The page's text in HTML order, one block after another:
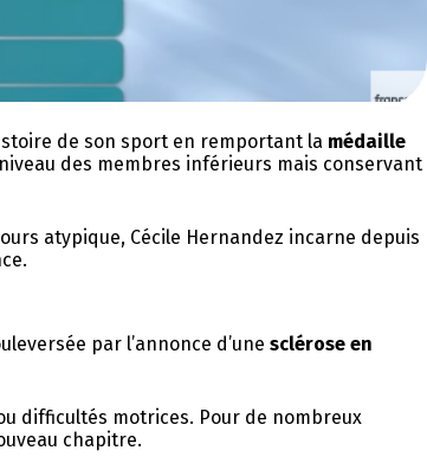
de son sport en remportant la médaille
des membres inférieurs mais conservant
atypique, Cécile Hernandez incarne depuis
par l’annonce d’une sclérose en
difficultés motrices. Pour de nombreux
chapitre.